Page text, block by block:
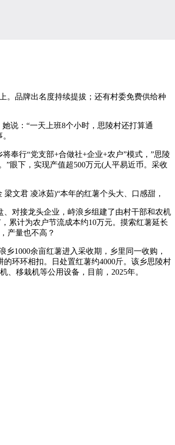
品牌出名度持续提拔；还有村委免费供给种
说：“一天上班8个小时，思陵村还打算通
奉行“党支部+合做社+企业+农户”模式，”思陵
眼下，实现产值超500万元(人平易近币。采收
文君 凌冰茹)“本年的红薯个头大、口感甜，
对接龙头企业，峙浪乡组建了由村干部和农机
累计为农户节流成本约10万元。摸索红薯延长
产量也不高？
1000余亩红薯进入采收期，乡里同一收购，
环环相扣。日处置红薯约4000斤。该乡思陵村
移栽机等公用设备，目前，2025年。